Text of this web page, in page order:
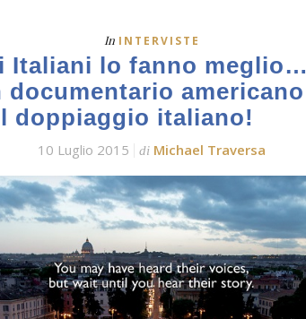
In INTERVISTE
Italiani lo fanno meglio…
documentario americano
doppiaggio italiano!
10 Luglio 2015 di Michael Traversa